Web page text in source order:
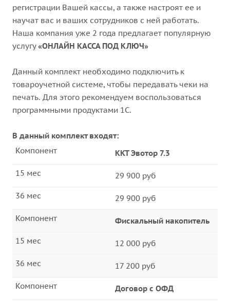
регистрации Вашей кассы, а также настроят ее и
научат вас и ваших сотрудников с ней работать.
Наша компания уже 2 года предлагает популярную
услугу«ОНЛАЙН КАССА ПОД КЛЮЧ»
Данный комплект необходимо подключить к
товароучетной системе, чтобы передавать чеки на
печать. Для этого рекомендуем воспользоваться
программными продуктами 1С.
В данный комплект входят:
ККТ Эвотор 7.3
Компонент
29 900 руб
15 мес
29 900 руб
36 мес
Фискальный накопитель
Компонент
12 000 руб
15 мес
17 200 руб
36 мес
Договор с ОФД
Компонент